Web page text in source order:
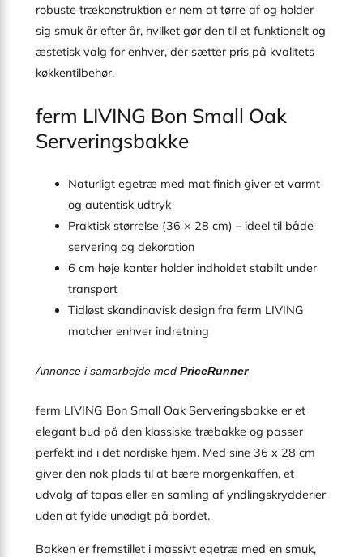
robuste trækonstruktion er nem at tørre af og holder
sig smuk år efter år, hvilket gør den til et funktionelt og
æstetisk valg for enhver, der sætter pris på kvalitets
køkkentilbehør.
ferm LIVING Bon Small Oak
Serveringsbakke
Naturligt egetræ med mat finish giver et varmt
og autentisk udtryk
Praktisk størrelse (36 × 28 cm) – ideel til både
servering og dekoration
6 cm høje kanter holder indholdet stabilt under
transport
Tidløst skandinavisk design fra ferm LIVING
matcher enhver indretning
Annonce i samarbejde med PriceRunner
ferm LIVING Bon Small Oak Serveringsbakke er et
elegant bud på den klassiske træbakke og passer
perfekt ind i det nordiske hjem. Med sine 36 x 28 cm
giver den nok plads til at bære morgenkaffen, et
udvalg af tapas eller en samling af yndlingskrydderier
uden at fylde unødigt på bordet.
Bakken er fremstillet i massivt egetræ med en smuk,